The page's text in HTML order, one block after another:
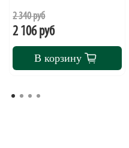
2 340 руб
2 106 руб
В корзину